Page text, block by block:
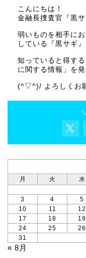
こんにちは！
金融長捜査官『黒
弱いものを相手に
している『黒サギ』
知っていると得す
に関する情報」を
(^▽^)/ よろしくお
月
火 水
3
4 5
10
11 12
17
18 19
24
25 26
31
« 8月